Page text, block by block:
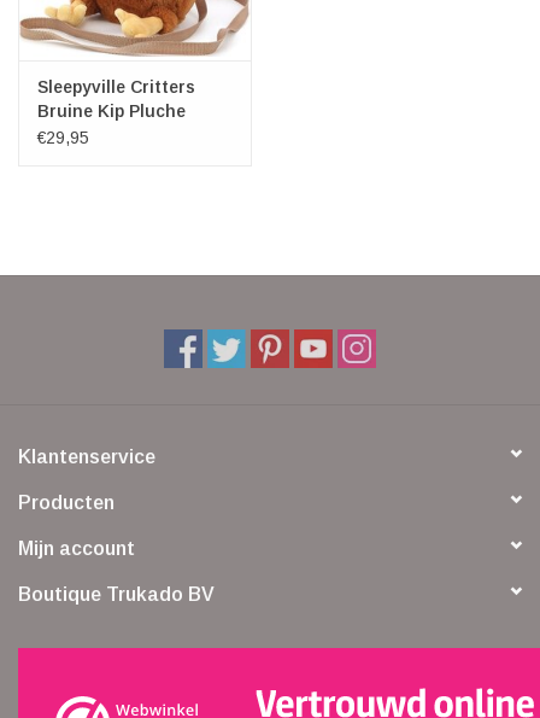
Sleepyville Critters
Bruine Kip Pluche
Crossbody tas
€29,95
Klantenservice
Producten
Mijn account
Boutique Trukado BV